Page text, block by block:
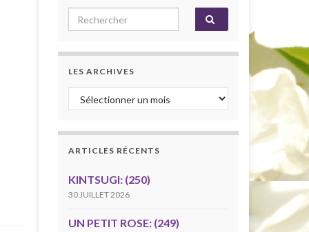
Search for:
LES ARCHIVES
Les archives
ARTICLES RÉCENTS
KINTSUGI: (250)
30 JUILLET 2026
UN PETIT ROSE: (249)